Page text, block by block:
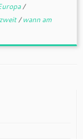
/
/wann am